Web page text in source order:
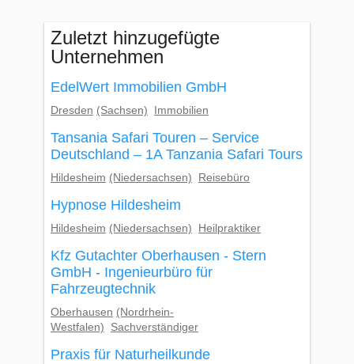
Zuletzt hinzugefügte
Unternehmen
EdelWert Immobilien GmbH
Dresden (Sachsen) Immobilien
Tansania Safari Touren – Service
Deutschland – 1A Tanzania Safari Tours
Hildesheim (Niedersachsen) Reisebüro
Hypnose Hildesheim
Hildesheim (Niedersachsen) Heilpraktiker
Kfz Gutachter Oberhausen - Stern
GmbH - Ingenieurbüro für
Fahrzeugtechnik
Oberhausen (Nordrhein-
Westfalen)
Sachverständiger
Praxis für Naturheilkunde